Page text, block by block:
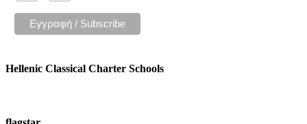
Hellenic Classical Charter Schools